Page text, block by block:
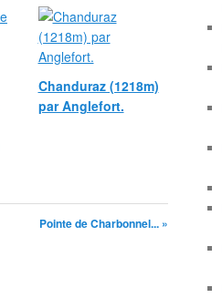
Chanduraz (1218m)
par Anglefort.
Pointe de Charbonnel... »